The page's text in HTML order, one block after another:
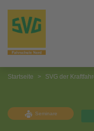
Startseite SVG der
Seminare